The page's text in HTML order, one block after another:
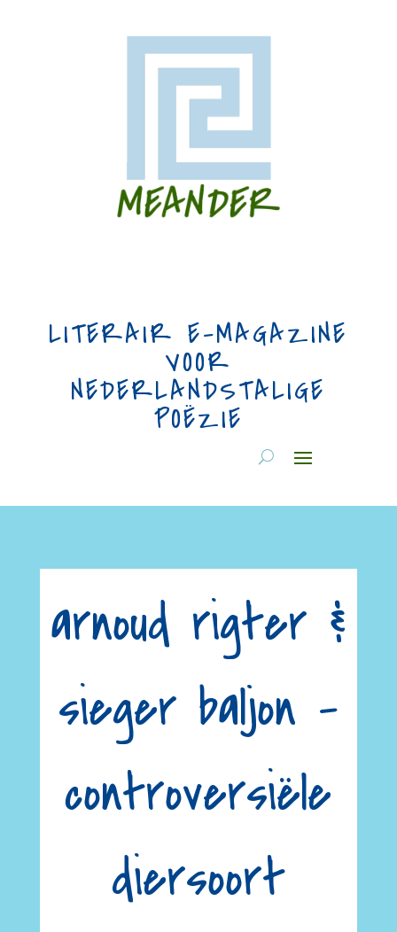
LITERAIR E-MAGAZINE
VOOR
NEDERLANDSTALIGE
POËZIE
arnoud rigter &
sieger baljon –
controversiële
diersoort